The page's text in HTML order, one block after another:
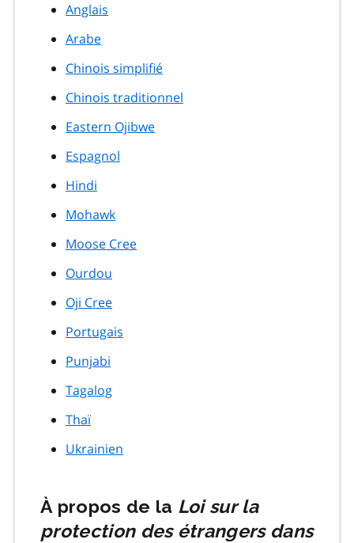
Anglais
Arabe
Chinois simplifié
Chinois traditionnel
Eastern Ojibwe
Espagnol
Hindi
Mohawk
Moose Cree
Ourdou
Oji Cree
Portugais
Punjabi
Tagalog
Thaï
Ukrainien
À propos de la Loi sur la
protection des étrangers dans